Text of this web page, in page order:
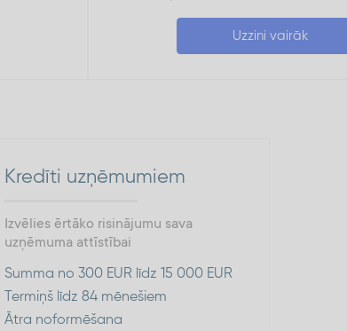
Uzzini vairāk
Kredīti uzņēmumiem
Izvēlies ērtāko risinājumu sava
uzņēmuma attīstībai
Summa no 300 EUR līdz 15 000 EUR
Termiņš līdz 84 mēnešiem
Ātra noformēšana